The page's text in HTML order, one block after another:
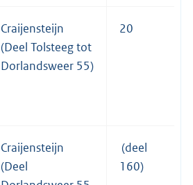
Craijensteijn
(Deel Tolsteeg tot
Dorlandsweer 55)
20
Craijensteijn
(Deel
(deel
160)